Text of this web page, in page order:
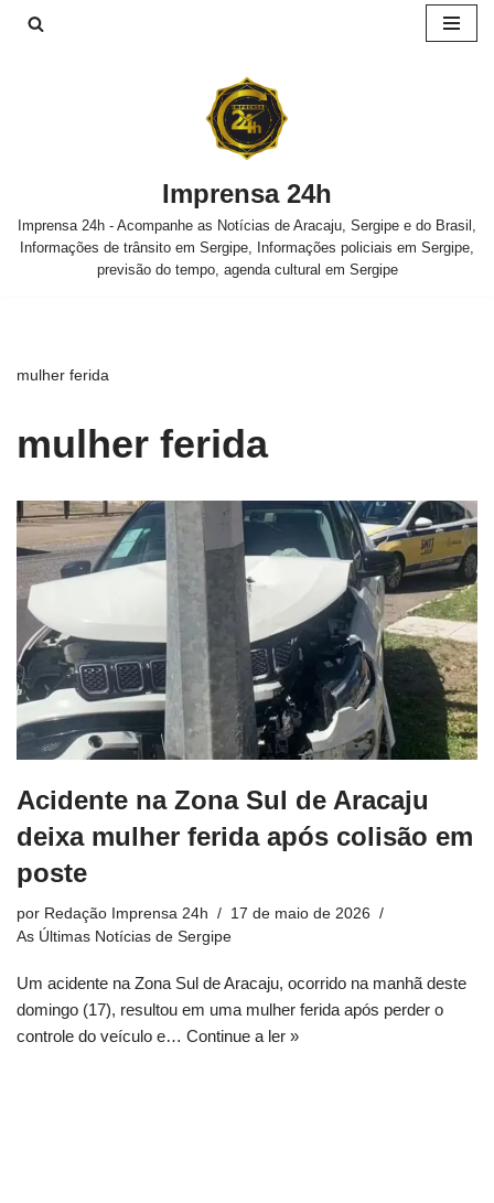
Imprensa 24h
Imprensa 24h - Acompanhe as Notícias de Aracaju, Sergipe e do Brasil,
Informações de trânsito em Sergipe, Informações policiais em Sergipe,
previsão do tempo, agenda cultural em Sergipe
mulher ferida
mulher ferida
Acidente na Zona Sul de Aracaju
deixa mulher ferida após colisão em
poste
por Redação Imprensa 24h
17 de maio de 2026
As Últimas Notícias de Sergipe
Um acidente na Zona Sul de Aracaju, ocorrido na manhã deste
domingo (17), resultou em uma mulher ferida após perder o
controle do veículo e… Continue a ler »